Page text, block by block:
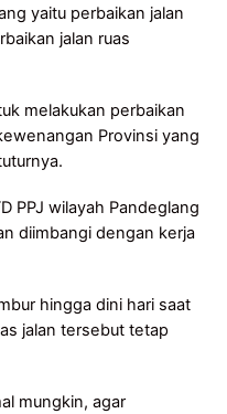
yaitu perbaikan jalan
jalan ruas
melakukan perbaikan
Provinsi yang
PPJ wilayah Pandeglang
diimbangi dengan kerja
hingga dini hari saat
jalan tersebut tetap
mungkin, agar